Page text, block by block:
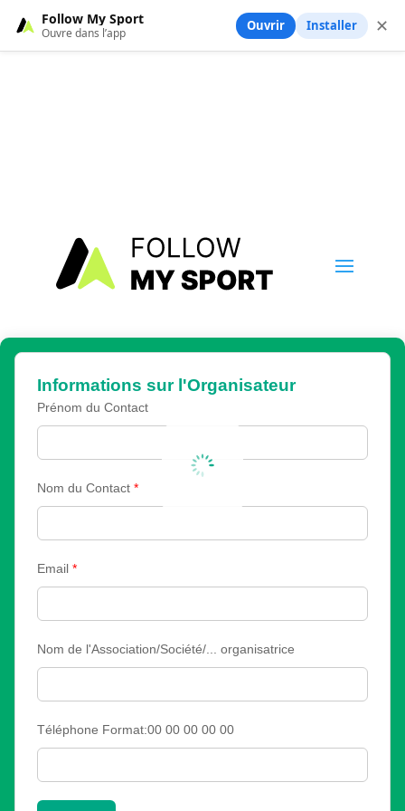
Informations sur l'Organisateur
Prénom du Contact
Nom du Contact *
Email *
Nom de l'Association/Société/... organisatrice
Téléphone Format:00 00 00 00 00
Follow My Sport
Ouvre dans l’app Ouvrir Installer ✕